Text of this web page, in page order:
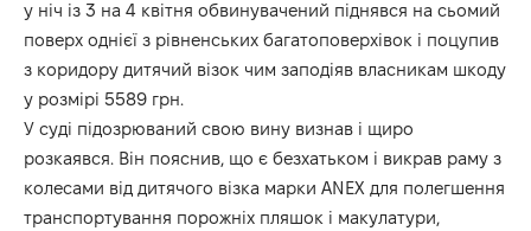
у ніч із 3 на 4 квітня обвинувачений піднявся на сьомий
поверх однієї з рівненських багатоповерхівок і поцупив
з коридору дитячий візок чим заподіяв власникам шкоду
у розмірі 5589 грн.
У суді підозрюваний свою вину визнав і щиро
розкаявся. Він пояснив, що є безхатьком і викрав раму з
колесами від дитячого візка марки АNЕХ для полегшення
транспортування порожніх пляшок і макулатури,